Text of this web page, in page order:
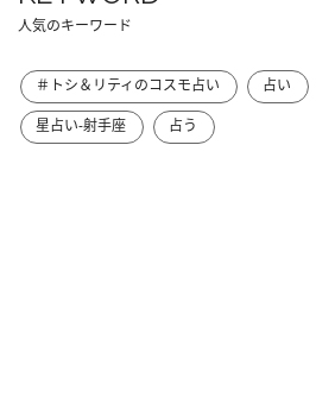
人気のキーワード
＃トシ＆リティのコスモ占い 占い
星占い-射手座
占う